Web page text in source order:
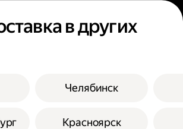
в других
Челябинск
Красноярск